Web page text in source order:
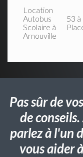
Location
Autobus
Scolaire à
Arnouville
53 à
Pas sûr de
de
parlez à l'un
vous aider